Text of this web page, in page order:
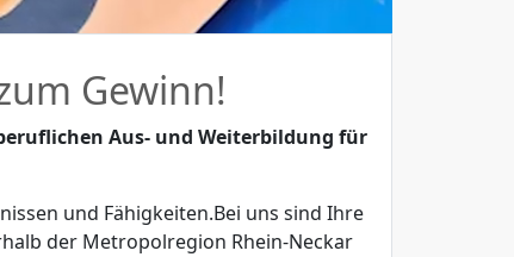
Gewinn!
Aus- und Weiterbildung für
und Fähigkeiten.Bei uns sind Ihre
der Metropolregion Rhein-Neckar